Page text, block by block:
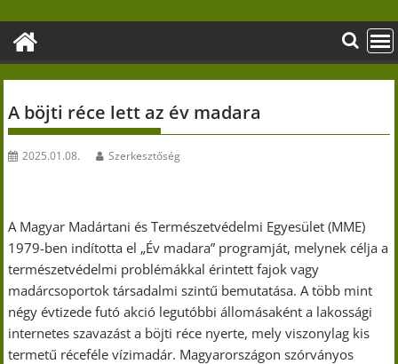
content
A böjti réce lett az év madara
2025.01.08. Szerkesztőség
A Magyar Madártani és Természetvédelmi Egyesület (MME)
1979-ben indította el „Év madara” programját, melynek célja a
természetvédelmi problémákkal érintett fajok vagy
madárcsoportok társadalmi szintű bemutatása. A több mint
négy évtizede futó akció legutóbbi állomásaként a lakossági
internetes szavazást a böjti réce nyerte, mely viszonylag kis
termetű réceféle vízimadár. Magyarországon szórványos